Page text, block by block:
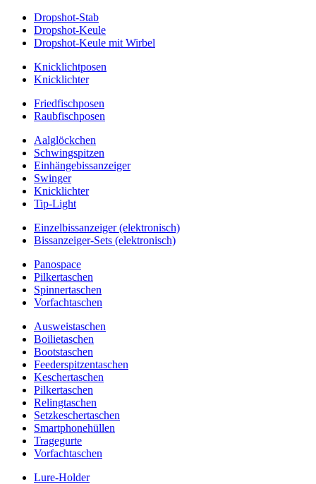
Dropshot-Stab
Dropshot-Keule
Dropshot-Keule mit Wirbel
Knicklichtposen
Knicklichter
Friedfischposen
Raubfischposen
Aalglöckchen
Schwingspitzen
Einhängebissanzeiger
Swinger
Knicklichter
Tip-Light
Einzelbissanzeiger (elektronisch)
Bissanzeiger-Sets (elektronisch)
Panospace
Pilkertaschen
Spinnertaschen
Vorfachtaschen
Ausweistaschen
Boilietaschen
Bootstaschen
Feederspitzentaschen
Keschertaschen
Pilkertaschen
Relingtaschen
Setzkeschertaschen
Smartphonehüllen
Tragegurte
Vorfachtaschen
Lure-Holder